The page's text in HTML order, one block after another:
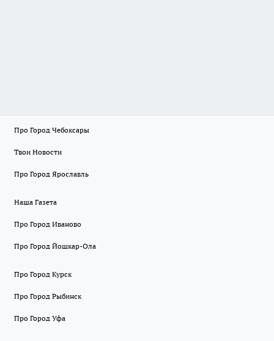
Про Город Чебоксары
Твои Новости
Про Город Ярославль
Наша Газета
Про Город Иваново
Про Город Йошкар-Ола
Про Город Курск
Про Город Рыбинск
Про Город Уфа